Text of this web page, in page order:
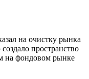
на очистку рынка
пространство
на фондовом рынке